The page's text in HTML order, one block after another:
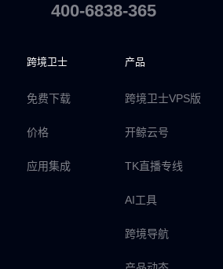
400-6838-365
跨境卫士
免费下载
价格
应用集成
产品
跨境卫士VPS版
开鲸云号
TK直播专线
AI工具
跨境导航